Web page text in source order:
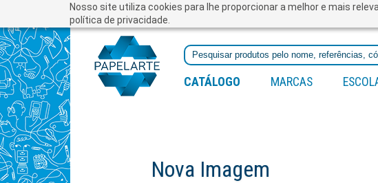
Nosso site utiliza cookies para lhe proporcionar a melhor e mais
política de privacidade.
CATÁLOGO MARCAS
Nova Imagem